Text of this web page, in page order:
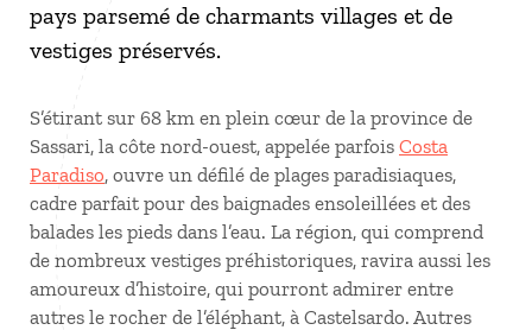
pays parsemé de charmants villages et de
vestiges préservés.
S’étirant sur 68 km en plein cœur de la province de
Sassari, la côte nord-ouest, appelée parfois Costa
Paradiso, ouvre un défilé de plages paradisiaques,
cadre parfait pour des baignades ensoleillées et des
balades les pieds dans l’eau. La région, qui comprend
de nombreux vestiges préhistoriques, ravira aussi les
amoureux d’histoire, qui pourront admirer entre
autres le rocher de l’éléphant, à Castelsardo. Autres